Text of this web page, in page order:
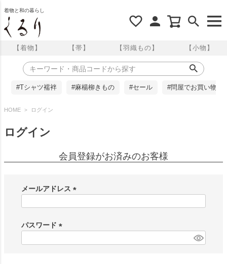
着物と和の暮らし
【着物】 【帯】 【羽織もの】 【小物】
#Tシャツ襦袢 #麻楊柳きもの #セール #問屋でお買い物
HOME ログイン
ログイン
会員登録がお済みのお客様
メールアドレス
)
パスワード